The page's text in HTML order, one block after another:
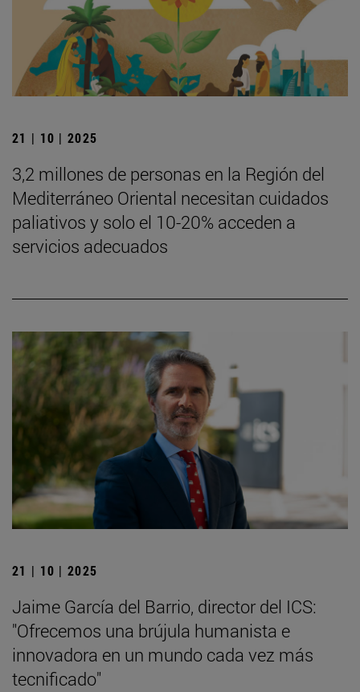
21 | 10 | 2025
3,2 millones de personas en la Región del
Mediterráneo Oriental necesitan cuidados
paliativos y solo el 10-20% acceden a
servicios adecuados
21 | 10 | 2025
Jaime García del Barrio, director del ICS:
"Ofrecemos una brújula humanista e
innovadora en un mundo cada vez más
tecnificado"